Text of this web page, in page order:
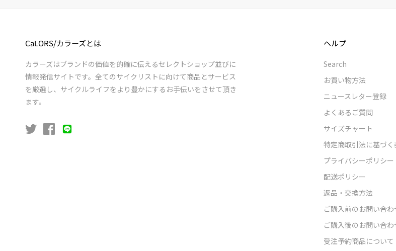
CaLORS/カラーズとは
カラーズはブランドの価値を的確に伝えるセレクトショップ並びに
情報発信サイトです。全てのサイクリストに向けて商品とサービス
を厳選し、サイクルライフをより豊かにするお手伝いをさせて頂き
ます。
ヘルプ
Search
お買い物方法
ニュースレター登録
よくあるご質問
サイズチャート
特定商取引法に基づく
プライバシーポリシー
配送ポリシー
返品・交換方法
ご購入前のお問い合わ
ご購入後のお問い合わ
受注予約商品について